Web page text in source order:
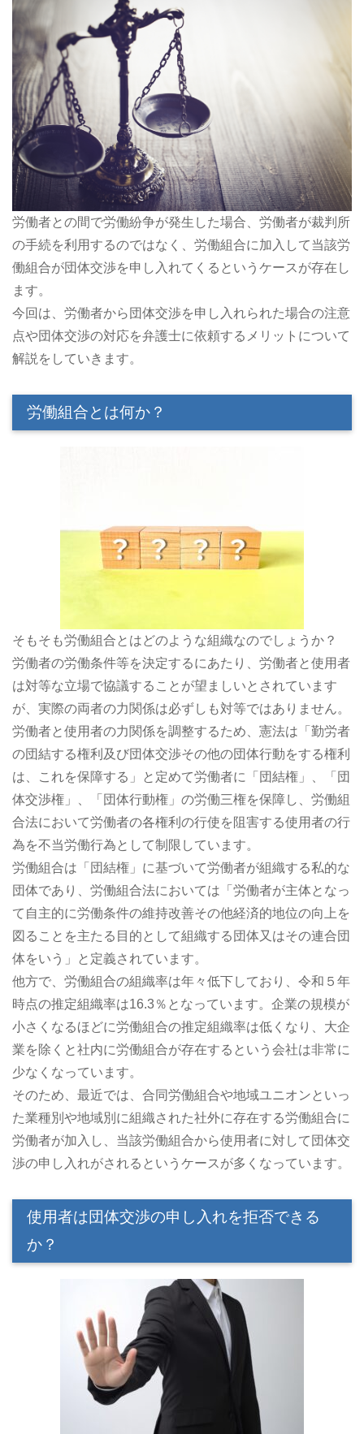
労働者との間で労働紛争が発生した場合、労働者が裁判所
の手続を利用するのではなく、労働組合に加入して当該労
働組合が団体交渉を申し入れてくるというケースが存在し
ます。
今回は、労働者から団体交渉を申し入れられた場合の注意
点や団体交渉の対応を弁護士に依頼するメリットについて
解説をしていきます。
労働組合とは何か？
そもそも労働組合とはどのような組織なのでしょうか？
労働者の労働条件等を決定するにあたり、労働者と使用者
は対等な立場で協議することが望ましいとされています
が、実際の両者の力関係は必ずしも対等ではありません。
労働者と使用者の力関係を調整するため、憲法は「勤労者
の団結する権利及び団体交渉その他の団体行動をする権利
は、これを保障する」と定めて労働者に「団結権」、「団
体交渉権」、「団体行動権」の労働三権を保障し、労働組
合法において労働者の各権利の行使を阻害する使用者の行
為を不当労働行為として制限しています。
労働組合は「団結権」に基づいて労働者が組織する私的な
団体であり、労働組合法においては「労働者が主体となっ
て自主的に労働条件の維持改善その他経済的地位の向上を
図ることを主たる目的として組織する団体又はその連合団
体をいう」と定義されています。
他方で、労働組合の組織率は年々低下しており、令和５年
時点の推定組織率は16.3％となっています。企業の規模が
小さくなるほどに労働組合の推定組織率は低くなり、大企
業を除くと社内に労働組合が存在するという会社は非常に
少なくなっています。
そのため、最近では、合同労働組合や地域ユニオンといっ
た業種別や地域別に組織された社外に存在する労働組合に
労働者が加入し、当該労働組合から使用者に対して団体交
渉の申し入れがされるというケースが多くなっています。
使用者は団体交渉の申し入れを拒否できる
か？